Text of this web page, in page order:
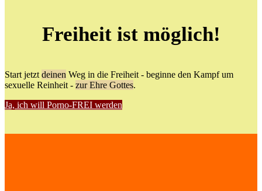
Freiheit ist möglich!
Start jetzt deinen Weg in die Freiheit - beginne den Kampf um
sexuelle Reinheit - zur Ehre Gottes.
Ja, ich will Porno-FREI werden